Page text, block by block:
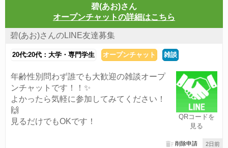
碧(あお)さん
オープンチャットの詳細はこちら
碧(あお)さんのLINE友達募集
20代:20代：大学・専門学生 オープンチャット 雑談
QRコードを
見る
年齢性別問わず誰でも大歓迎の雑談オープ
ンチャットです！！✨
よかったら気軽に参加してみてください！
🙌
見るだけでもOKです！
2日前
削除申請